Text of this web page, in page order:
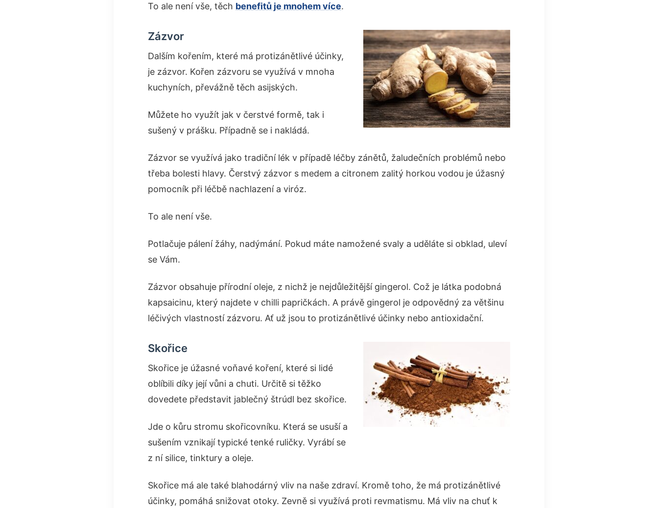
To ale není vše, těch benefitů je mnohem více.
Zázvor
Dalším kořením, které má protizánětlivé účinky,
je zázvor. Kořen zázvoru se využívá v mnoha
kuchyních, převážně těch asijských.
Můžete ho využít jak v čerstvé formě, tak i
sušený v prášku. Případně se i nakládá.
Zázvor se využívá jako tradiční lék v případě léčby zánětů, žaludečních problémů nebo
třeba bolesti hlavy. Čerstvý zázvor s medem a citronem zalitý horkou vodou je úžasný
pomocník při léčbě nachlazení a viróz.
To ale není vše.
Potlačuje pálení žáhy, nadýmání. Pokud máte namožené svaly a uděláte si obklad, uleví
se Vám.
Zázvor obsahuje přírodní oleje, z nichž je nejdůležitější gingerol. Což je látka podobná
kapsaicinu, který najdete v chilli papričkách. A právě gingerol je odpovědný za většinu
léčivých vlastností zázvoru. Ať už jsou to protizánětlivé účinky nebo antioxidační.
Skořice
Skořice je úžasné voňavé koření, které si lidé
oblíbili díky její vůni a chuti. Určitě si těžko
dovedete představit jablečný štrúdl bez skořice.
Jde o kůru stromu skořicovníku. Která se usuší a
sušením vznikají typické tenké ruličky. Vyrábí se
z ní silice, tinktury a oleje.
Skořice má ale také blahodárný vliv na naše zdraví. Kromě toho, že má protizánětlivé
účinky, pomáhá snižovat otoky. Zevně si využívá proti revmatismu. Má vliv na chuť k